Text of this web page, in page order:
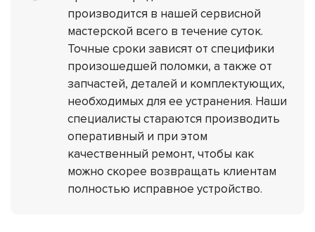
производится в нашей сервисной
мастерской всего в течение суток.
Точные сроки зависят от специфики
произошедшей поломки, а также от
запчастей, деталей и комплектующих,
необходимых для ее устранения. Наши
специалисты стараются производить
оперативный и при этом
качественный ремонт, чтобы как
можно скорее возвращать клиентам
полностью исправное устройство.